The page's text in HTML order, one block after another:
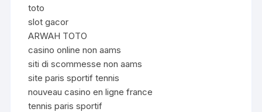
toto
slot gacor
ARWAH TOTO
casino online non aams
siti di scommesse non aams
site paris sportif tennis
nouveau casino en ligne france
tennis paris sportif